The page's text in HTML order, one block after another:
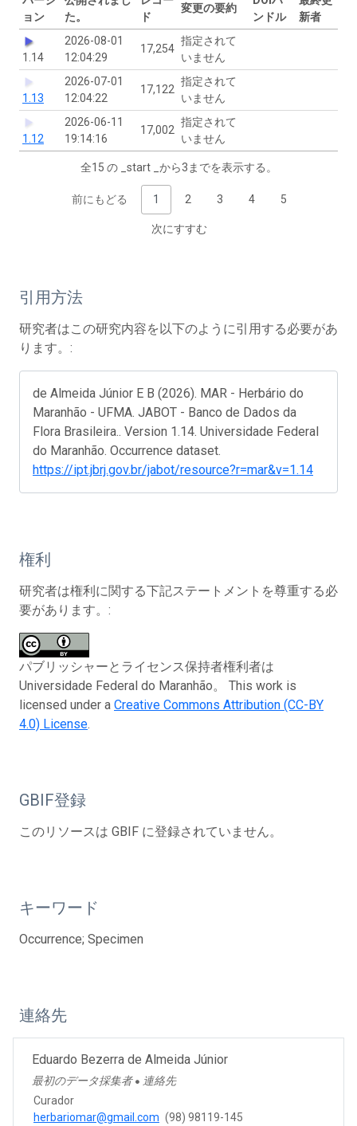
ョン
た。
ド
変更の要約
ンドル
新者
1.14
2026-08-01
12:04:29
17,254
指定されて
いません
1.13
2026-07-01
12:04:22
17,122
指定されて
いません
1.12
2026-06-11
19:14:16
17,002
指定されて
いません
全15 の _start _から3までを表示する。
前にもどる 1 2 3 4 5
次にすすむ
引用方法
研究者はこの研究内容を以下のように引用する必要があ
ります。:
de Almeida Júnior E B (2026). MAR - Herbário do
Maranhão - UFMA. JABOT - Banco de Dados da
Flora Brasileira.. Version 1.14. Universidade Federal
do Maranhão. Occurrence dataset.
https://ipt.jbrj.gov.br/jabot/resource?r=mar&v=1.14
権利
研究者は権利に関する下記ステートメントを尊重する必
要があります。:
パブリッシャーとライセンス保持者権利者は
Universidade Federal do Maranhão。 This work is
licensed under a Creative Commons Attribution (CC-BY
4.0) License.
GBIF登録
このリソースは GBIF に登録されていません。
キーワード
Occurrence; Specimen
連絡先
Eduardo Bezerra de Almeida Júnior
最初のデータ採集者 ● 連絡先
Curador
herbariomar@gmail.com (98) 98119-145